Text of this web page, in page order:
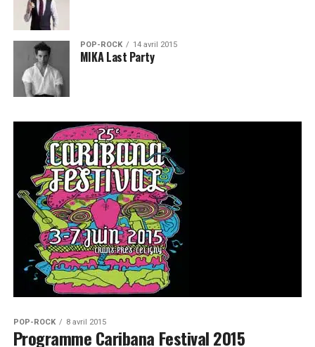
POP-ROCK 14 avril 2015
MIKA Last Party
POP-ROCK 8 avril 2015
Programme Caribana Festival 2015